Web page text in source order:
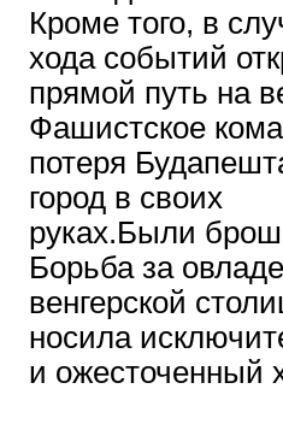
Кроме того, в
хода событий
прямой путь на
Фашистское
потеря
город в своих
руках.Были
Борьба за
венгерской
носила
и ожесточенный